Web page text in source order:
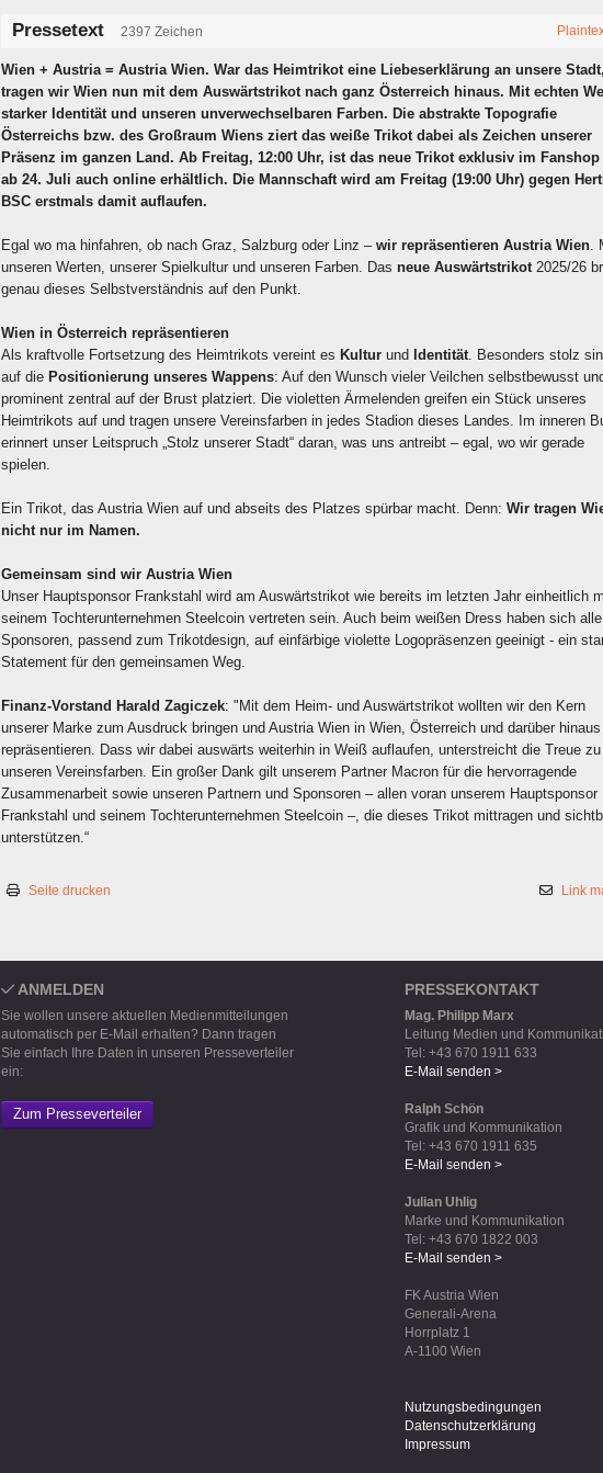
Pressetext 2397 Zeichen
Wien + Austria = Austria Wien. War das Heimtrikot eine Liebeserklärung an unsere Stadt,
tragen wir Wien nun mit dem Auswärtstrikot nach ganz Österreich hinaus. Mit echten
starker Identität und unseren unverwechselbaren Farben. Die abstrakte Topografie
Österreichs bzw. des Großraum Wiens ziert das weiße Trikot dabei als Zeichen unserer
Präsenz im ganzen Land. Ab Freitag, 12:00 Uhr, ist das neue Trikot exklusiv im Fanshop
ab 24. Juli auch online erhältlich. Die Mannschaft wird am Freitag (19:00 Uhr) gegen
BSC erstmals damit auflaufen.
Egal wo ma hinfahren, ob nach Graz, Salzburg oder Linz – wir repräsentieren Austria Wien
unseren Werten, unserer Spielkultur und unseren Farben. Das neue Auswärtstrikot 2025/26
genau dieses Selbstverständnis auf den Punkt.
Wien in Österreich repräsentieren
Als kraftvolle Fortsetzung des Heimtrikots vereint es Kultur und Identität . Besonders stolz
auf die Positionierung unseres Wappens: Auf den Wunsch vieler Veilchen selbstbewusst
prominent zentral auf der Brust platziert. Die violetten Ärmelenden greifen ein Stück unseres
Heimtrikots auf und tragen unsere Vereinsfarben in jedes Stadion dieses Landes. Im inneren
erinnert unser Leitspruch „Stolz unserer Stadt“ daran, was uns antreibt – egal, wo wir gerade
spielen.
Ein Trikot, das Austria Wien auf und abseits des Platzes spürbar macht. Denn: Wir tragen
nicht nur im Namen.
Gemeinsam sind wir Austria Wien
Unser Hauptsponsor Frankstahl wird am Auswärtstrikot wie bereits im letzten Jahr einheitlich
seinem Tochterunternehmen Steelcoin vertreten sein. Auch beim weißen Dress haben sich alle
Sponsoren, passend zum Trikotdesign, auf einfärbige violette Logopräsenzen geeinigt - ein
Statement für den gemeinsamen Weg.
Finanz-Vorstand Harald Zagiczek: "Mit dem Heim- und Auswärtstrikot wollten wir den Kern
unserer Marke zum Ausdruck bringen und Austria Wien in Wien, Österreich und darüber hinaus
repräsentieren. Dass wir dabei auswärts weiterhin in Weiß auflaufen, unterstreicht die Treue zu
unseren Vereinsfarben. Ein großer Dank gilt unserem Partner Macron für die hervorragende
Zusammenarbeit sowie unseren Partnern und Sponsoren – allen voran unserem Hauptsponsor
Frankstahl und seinem Tochterunternehmen Steelcoin –, die dieses Trikot mittragen und
unterstützen.“
Seite drucken Link
ANMELDEN
Sie wollen unsere aktuellen Medienmitteilungen
automatisch per E-Mail erhalten? Dann tragen
Sie einfach Ihre Daten in unseren Presseverteiler
ein:
Zum Presseverteiler
PRESSEKONTAKT
Mag. Philipp Marx
Leitung Medien und
Tel: +43 670 1911 633
E-Mail senden >
Ralph Schön
Grafik und Kommunikation
Tel: +43 670 1911 635
E-Mail senden >
Julian Uhlig
Marke und Kommunikation
Tel: +43 670 1822 003
E-Mail senden >
FK Austria Wien
Generali-Arena
Horrplatz 1
A-1100 Wien
Nutzungsbedingungen
Datenschutzerklärung
Impressum